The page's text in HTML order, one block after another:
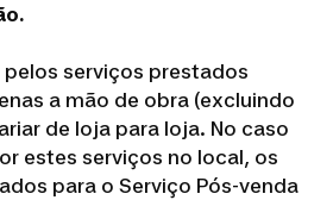
serviços prestados
a mão de obra (excluindo
de loja para loja. No caso
estes serviços no local, os
para o Serviço Pós-venda